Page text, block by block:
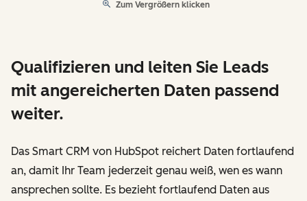
Zum Vergrößern klicken
Qualifizieren und leiten Sie Leads
mit angereicherten Daten passend
weiter.
Das Smart CRM von HubSpot reichert Daten fortlaufend
an, damit Ihr Team jederzeit genau weiß, wen es wann
ansprechen sollte. Es bezieht fortlaufend Daten aus